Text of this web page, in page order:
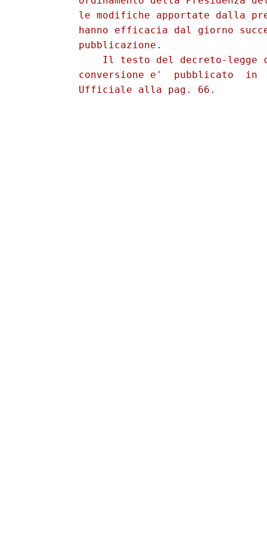
le modifiche apportate dalla
hanno efficacia dal giorno
          pubblicazione.
Il testo del decreto-legge
conversione e'  pubblicato  in
          Ufficiale alla pag. 66.